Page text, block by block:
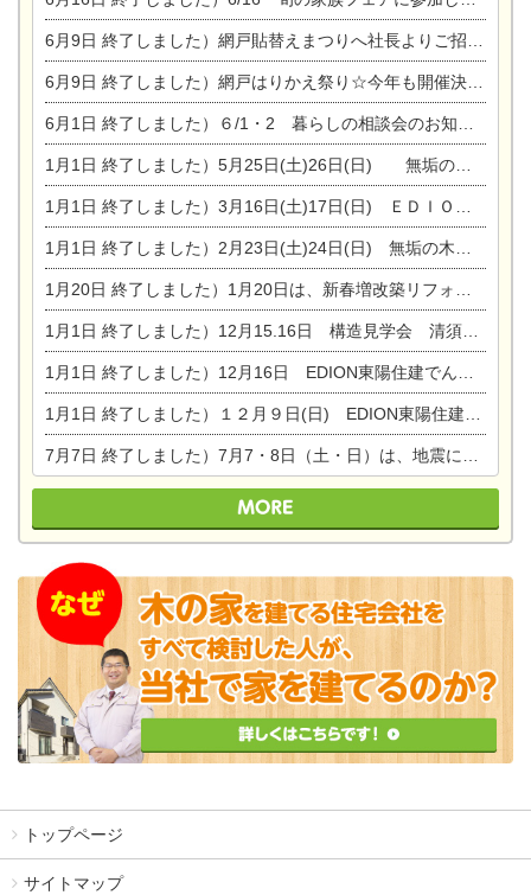
6月9日 終了しました）網戸貼替えまつりへ社長よりご招待です♪
6月9日 終了しました）網戸はりかえ祭り☆今年も開催決定！
6月1日 終了しました）６/1・2 暮らしの相談会のお知らせ
1月1日 終了しました）5月25日(土)26日(日) 無垢の木の家体感見学会開催☆
1月1日 終了しました）3月16日(土)17日(日) ＥＤＩＯＮ東陽住建でんき館 総決算まつり
1月1日 終了しました）2月23日(土)24日(日) 無垢の木の家 完成見学会
1月20日 終了しました）1月20日は、新春増改築リフォームまつり＆家の修理祭り＆家電まつりです。
1月1日 終了しました）12月15.16日 構造見学会 清須市西枇杷島町弁天
1月1日 終了しました）12月16日 EDION東陽住建でんき OPEN第二弾イベント！！
1月1日 終了しました）１２月９日(日) EDION東陽住建でんき館プレＯＰＥＮ！＆家の修理まつり
7月7日 終了しました）7月7・8日（土・日）は、地震に強くて安心！暮らしを楽しむ東濃ひのきの平屋の家体験見学会を開催します。ぜひお越しください。
トップページ
サイトマップ